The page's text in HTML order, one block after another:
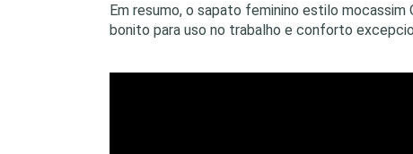
Em resumo, o sapato feminino estilo
bonito para uso no trabalho e conforto